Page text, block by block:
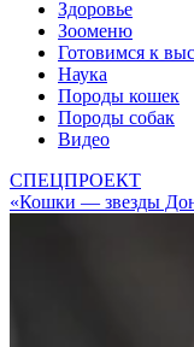
Здоровье
Зооменю
Готовимся к
Наука
Породы кошек
Породы собак
Видео
СПЕЦПРОЕКТ
«Кошки — звезды